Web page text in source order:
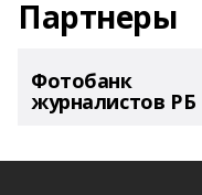
Партнеры
Фотобанк
журналистов РБ